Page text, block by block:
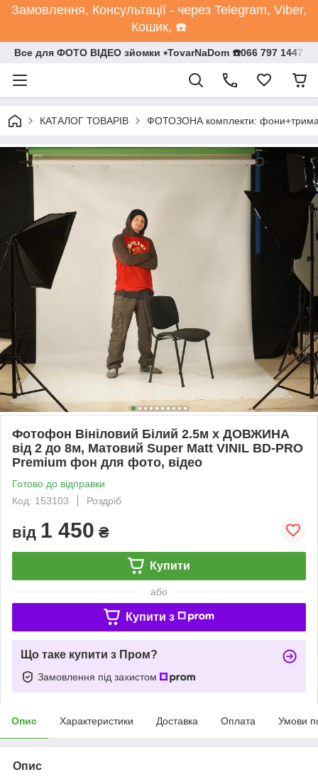
Замовлення, Консультації - через Telegram, Viber,
Кошик, ☎️
Все для ФОТО ВІДЕО зйомки ⭒TovarNaDom ☎️066 797 1447
КАТАЛОГ ТОВАРІВ ФОТОЗОНА комплекти:
Фотофон Вініловий Білий 2.5м х ДОВЖИНА
від 2 до 8м, Матовий Super Matt VINIL BD-PRO
Premium фон для фото, відео
Готово до відправки
Код: 153103
Роздріб
від 1 450 ₴
Купити
або
Купити з
Що таке купити з Пром?
Замовлення під захистом
Опис Характеристики Доставка Оплата Умови
Опис